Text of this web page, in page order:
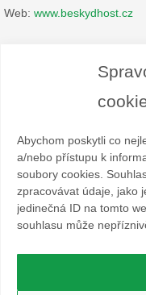
Abychom poskytli co
a/nebo přístupu k
soubory cookies.
zpracovávat údaje, jako
jedinečná ID na tomto
souhlasu může
Web: www.beskydhost.cz
Spolek
právnických osob
a příbuzných